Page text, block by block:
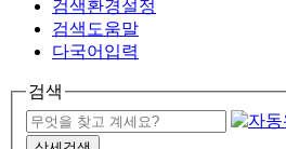
검색환경설정
검색도움말
다국어입력
검색